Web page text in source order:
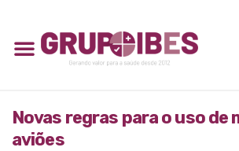
Novas regras para o uso de
aviões